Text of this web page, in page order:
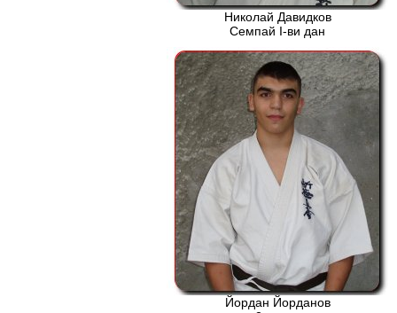
Николай Давидков
Семпай І-ви дан
Йордан Йорданов